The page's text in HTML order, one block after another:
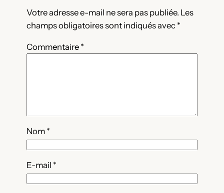
Votre adresse e-mail ne sera pas publiée. Les
champs obligatoires sont indiqués avec *
Commentaire *
Nom *
E-mail *